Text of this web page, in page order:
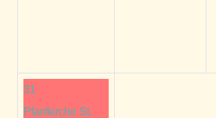
31
Pfarrkirche St.